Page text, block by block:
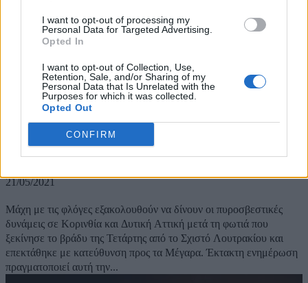
I want to opt-out of processing my
Personal Data for Targeted Advertising.
Opted In
I want to opt-out of Collection, Use,
Retention, Sale, and/or Sharing of my
Personal Data that Is Unrelated with the
Purposes for which it was collected.
Opted Out
CONFIRM
Χαρδαλιάς για φωτιά στην Κορινθία: Κάηκαν
40.000 στρέμματα – Συγκρατημένα
21/05/2021
Μάχη με τις φλόγες εξακολουθούν να δίνουν οι πυροσβεστικές
δυνάμεις σε Κορινθία και Δυτική Αττική μετά τη φωτιά που
ξεκίνησε το βράδυ της Τετάρτης από το Σχιστό Λουτρακίου και
επεκτάθηκε με κατεύθυνση προς τα Μέγαρα. Έκτακτη ενημέρωση
πραγματοποιεί αυτή την...